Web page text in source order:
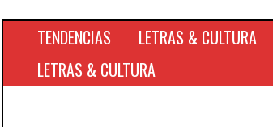
TENDENCIAS LETRAS & CULTURA
LETRAS & CULTURA